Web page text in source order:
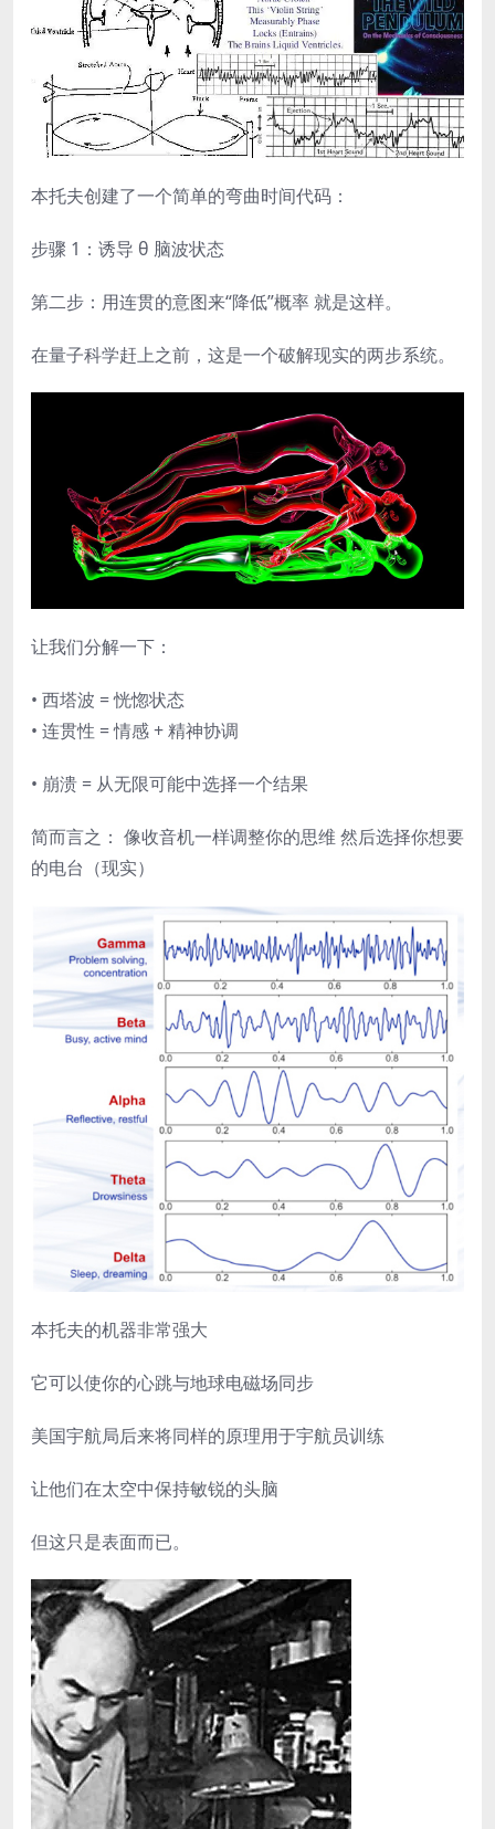
本托夫创建了一个简单的弯曲时间代码：
步骤 1：诱导 θ 脑波状态
第二步：用连贯的意图来“降低”概率 就是这样。
在量子科学赶上之前，这是一个破解现实的两步系统。
让我们分解一下：
• 西塔波 = 恍惚状态
• 连贯性 = 情感 + 精神协调
• 崩溃 = 从无限可能中选择一个结果
简而言之： 像收音机一样调整你的思维 然后选择你想要
的电台（现实）
本托夫的机器非常强大
它可以使你的心跳与地球电磁场同步
美国宇航局后来将同样的原理用于宇航员训练
让他们在太空中保持敏锐的头脑
但这只是表面而已。